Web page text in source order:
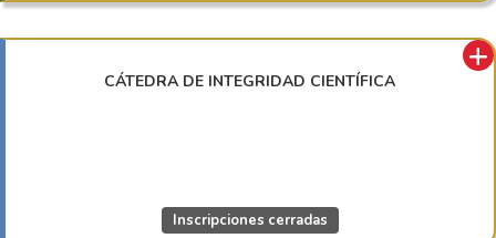
CÁTEDRA DE INTEGRIDAD CIENTÍFICA
Inscripciones cerradas